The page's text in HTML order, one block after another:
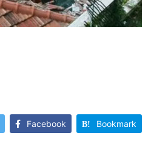
Facebook Bookmark